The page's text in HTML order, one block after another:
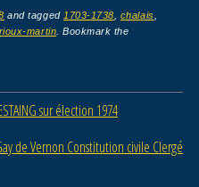
ta
g
and tagged 1703-1738 chalais
rioux-martin . Bookmark the
sur élection 1974
de Vernon Constitution civile Clergé